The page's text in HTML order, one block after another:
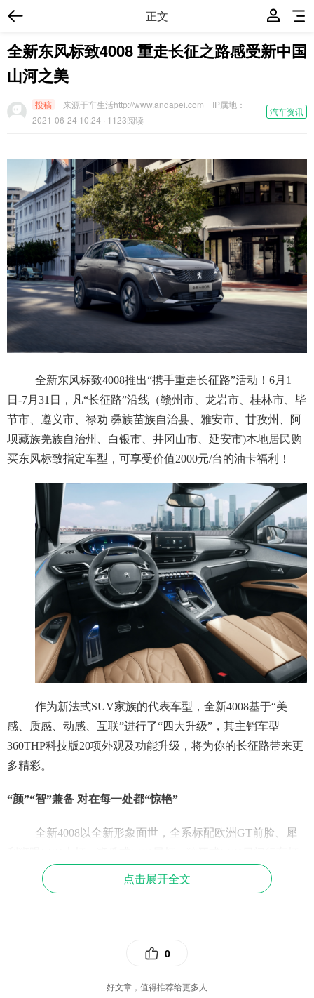
正文
全新东风标致4008 重走长征之路感受新中国
山河之美
汽车资讯
投稿 来源于车生活http://www.andapei.com
IP属地：
2021-06-24 10:24 · 1123阅读
全新东风标致4008推出“携手重走长征路”活动！6月1
日-7月31日，凡“长征路”沿线（赣州市、龙岩市、桂林市、毕
节市、遵义市、禄劝 彝族苗族自治县、雅安市、甘孜州、阿
坝藏族羌族自治州、白银市、井冈山市、延安市)本地居民购
买东风标致指定车型，可享受价值2000元/台的油卡福利！
作为新法式SUV家族的代表车型，全新4008基于“美
感、质感、动感、互联”进行了“四大升级”，其主销车型
360THP科技版20项外观及功能升级，将为你的长征路带来更
多精彩。
“颜”“智”兼备 对在每一处都“惊艳”
全新4008以全新形象面世，全系标配欧洲GT前脸、犀
和流水转向LED尾灯，无不展现出全新的活力风貌。焕新的
新法式设计，更招人喜爱。相比于同级别车型中规中矩的造
内饰方面，全新4008全系标配10英寸悬浮式触控屏，搭
航、前部碰撞预警等高频使用的驾驶辅助配置，可以有效缓
点击展开全文
0
好文章，值得推荐给更多人